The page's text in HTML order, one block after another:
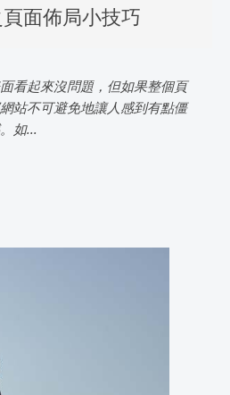
面佈局小技巧
看起來沒問題，但如果整個頁
站不可避免地讓人感到有點僵
如...